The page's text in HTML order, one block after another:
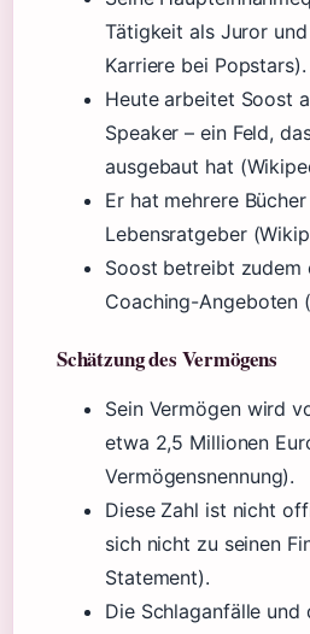
Tätigkeit als Juror
Karriere bei Popstars).
Heute arbeitet Soost
Speaker – ein Feld,
ausgebaut hat
Er hat mehrere
Lebensratgeber
Soost betreibt zudem
Coaching-Angeboten (
Schätzung des Vermögens
Sein Vermögen wird
etwa 2,5 Millionen
Vermögensnennung).
Diese Zahl ist nicht
sich nicht zu seinen
Statement).
Die Schlaganfälle